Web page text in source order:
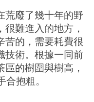
荒廢了幾十年的野
難進入的地方，
苦的，需要耗費很
技術。根據一同前
區的樹圍與樹高，
合抱粗。